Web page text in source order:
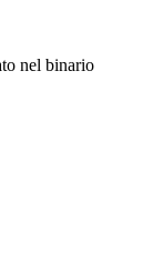
nel binario